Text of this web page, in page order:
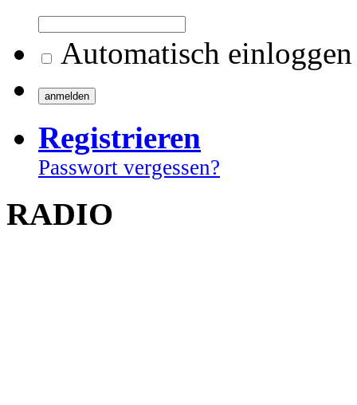
Automatisch einloggen
Registrieren
Passwort vergessen?
RADIO